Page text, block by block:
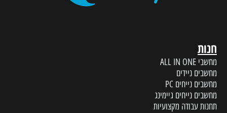
חנות
מחשבי ALL IN ONE
מחשבים ניידים
מחשבים נייחים PC
מחשבים נייחים גיימינג
תחנות עבודה מקצועיות